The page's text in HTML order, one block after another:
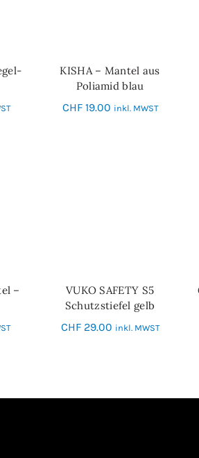
IN DEN WARENKORB
KISHA – Mantel aus
Poliamid blau
CHF19.00 inkl. MWST
–
SCHNELL-EINKAUF
VUKO SAFETY S5
Schutzstiefel gelb
CHF29.00 inkl. MWST